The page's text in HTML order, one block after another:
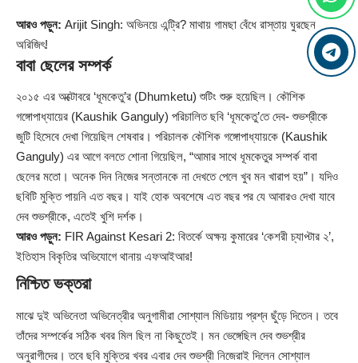
আরও পড়ুন: Arijit Singh: অভিনয়ে এন্ট্রি? মাথায় গামছা বেঁধে রাস্তায় ঘুরছেন
অরিজিৎ!
বাবা ছেলের সম্পর্ক
২০১৫ এর অক্টোবরে ‘ধূমকেতু’র (Dhumketu) শুটিং শুরু হয়েছিল। কৌশিক
গঙ্গোপাধ্যায়ের (Kaushik Ganguly) পরিচালিত ছবি ‘ধূমকেতু’তে দেব- শুভশ্রীকে
জুটি হিসেবে দেখা গিয়েছিল শেষবার। পরিচালক কৌশিক গঙ্গোপাধ্যায়কে (Kaushik
Ganguly) এর আগে বলতে শোনা গিয়েছিল, “আমার সাথে ধূমকেতুর সম্পর্ক বাবা
ছেলের মতো। অনেক দিন নিজের সন্তানকে না দেখতে পেলে খুব মন খারাপ হয়”। যদিও
ছবিটি মুক্তি পায়নি এত বছর। যাই হোক অবশেষে এত বছর পর যে আবারও দেখা যাবে
দেব শুভশ্রীকে, এতেই খুশি দর্শক।
আরও পড়ুন: FIR Against Kesari 2: বিতর্কে অক্ষয় কুমারের ‘কেশরী চ্যাপ্টার ২’,
ইতিহাস বিকৃতির অভিযোগে থানায় এফআইআর!
নিশ্চিত ভক্তরা
মাঝে দুই অভিনেতা অভিনেত্রীর অনুগামীরা সোশ্যাল মিডিয়ায় প্রশ্ন ছুঁড়ে দিতেন। তবে
তাঁদের সম্পর্কের সঠিক খবর মিল ছিল না কিছুতেই। মন ভেঙ্গেছিল দেব শুভশ্রীর
অনুরাগীদের। তবে ছবি মুক্তির খবর এবার দেব শুভশ্রী নিজেরাই দিলেন সোশ্যাল